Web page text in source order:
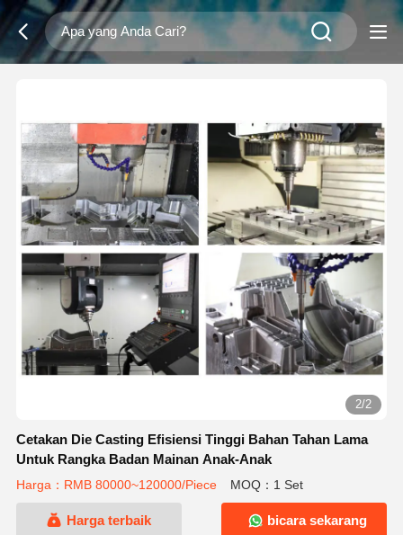
2/2
Cetakan Die Casting Efisiensi Tinggi Bahan Tahan Lama
Untuk Rangka Badan Mainan Anak-Anak
Harga：RMB 80000~120000/Piece MOQ：1 Set
Harga terbaik bicara sekarang